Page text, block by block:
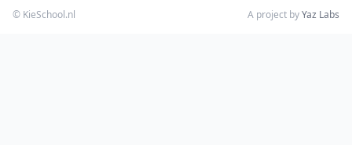
© KieSchool.nl A project byYaz Labs